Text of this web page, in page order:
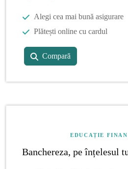
Alegi cea mai bună asigurare
Plătești online cu cardul
Compară
EDUCAȚIE
Banchereza, pe înțelesul